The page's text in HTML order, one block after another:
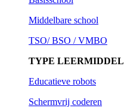
Middelbare school
TSO/ BSO / VMBO
TYPE LEERMIDDEL
Educatieve robots
Schermvrij coderen